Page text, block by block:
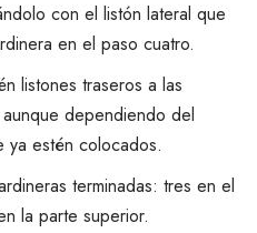
con el listón lateral que
en el paso cuatro.
listones traseros a las
dependiendo del
estén colocados.
terminadas: tres en el
la parte superior.